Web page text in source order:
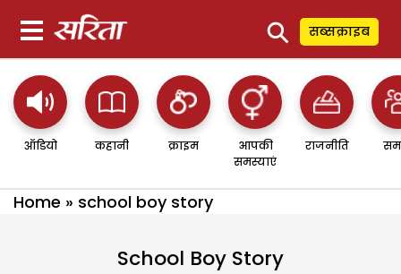
⚲ सब्सक्राइब
ऑडियो कहानी क्राइम
आपकी
समस्याएं
राजनीति
Home » school boy story
School Boy Story